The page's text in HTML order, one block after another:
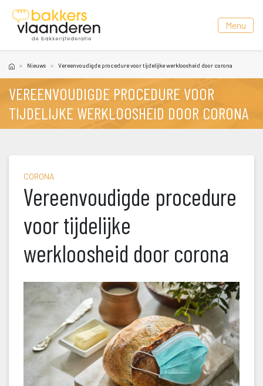
Menu
Nieuw Vereenvoudigde procedure voor tijdelijke werkloosheid door corona
VEREENVOUDIGDE PROCEDURE VOOR
TIJDELIJKE WERKLOOSHEID DOOR CORONA
CORONA
Vereenvoudigde procedure
voor tijdelijke
werkloosheid door corona